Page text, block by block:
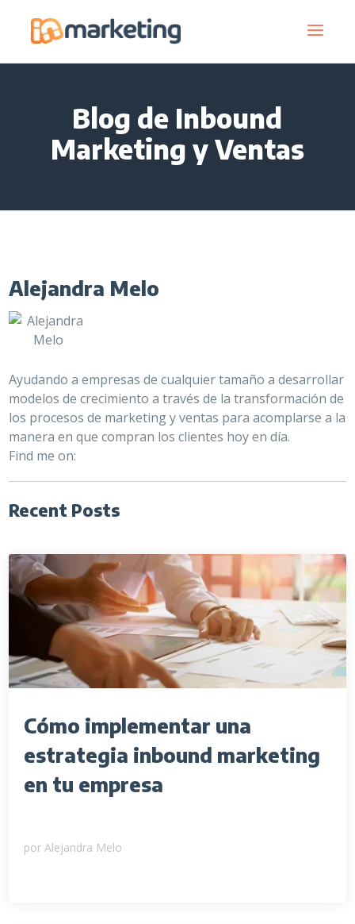
Blog de Inbound
Marketing y Ventas
Alejandra Melo
Ayudando a empresas de cualquier tamaño a desarrollar
modelos de crecimiento a través de la transformación de
los procesos de marketing y ventas para acomplarse a la
manera en que compran los clientes hoy en día.
Find me on:
Recent Posts
Cómo implementar una
estrategia inbound marketing
en tu empresa
porAlejandra Melo